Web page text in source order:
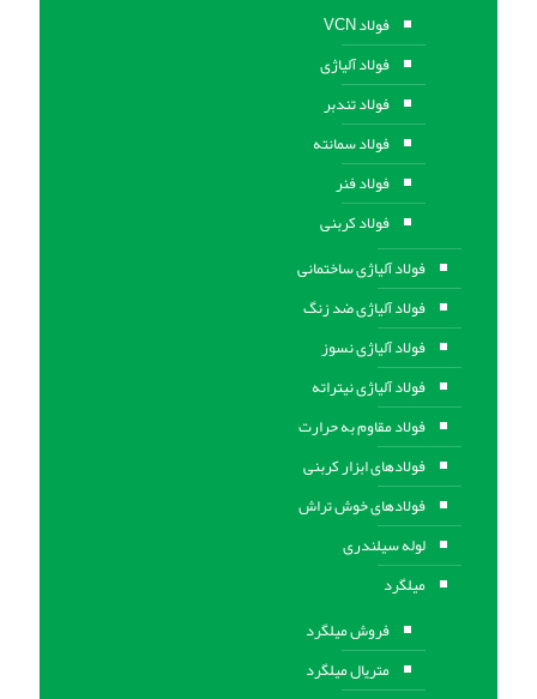
فولاد VCN
فولاد آلیاژی
فولاد تندبر
فولاد سمانته
فولاد فنر
فولاد کربنی
فولاد آلیاژی ساختمانی
فولاد آلیاژی ضد زنگ
فولاد آلیاژی نسوز
فولاد آلیاژی نیتراته
فولاد مقاوم به حرارت
فولادهای ابزار کربنی
فولادهای خوش تراش
لوله سیلندری
میلگرد
فروش میلگرد
متریال میلگرد